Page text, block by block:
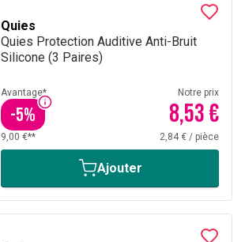
Quies
Quies Protection Auditive Anti-Bruit
Silicone (3 Paires)
Avantage*
-5%
Notre prix
8,53 €
9,00 €** 2,84 € / pièce
Ajouter